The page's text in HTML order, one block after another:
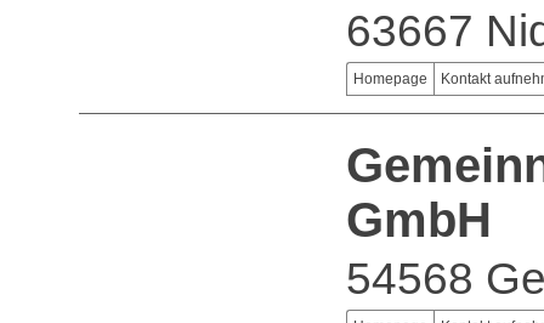
63667
Homepage Kontakt
GmbH
54568